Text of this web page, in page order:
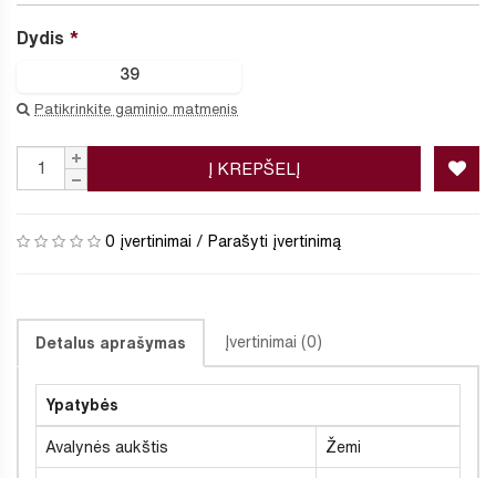
Dydis
39
Patikrinkite gaminio matmenis
Į KREPŠELĮ
0 įvertinimai / Parašyti įvertinimą
Detalus aprašymas Įvertinimai (0)
Ypatybės
Avalynės aukštis Žemi